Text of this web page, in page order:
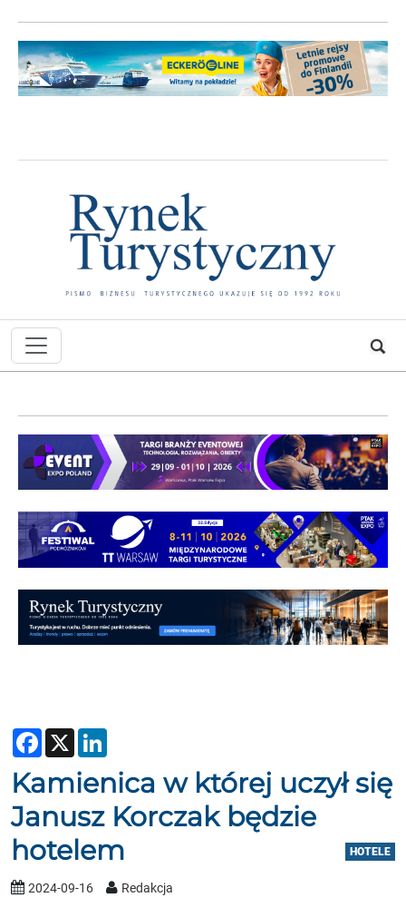
Facebook
X
Kamienica w której uczył się
Janusz Korczak będzie
hotelem
HOTELE
2024-09-16 Redakcja